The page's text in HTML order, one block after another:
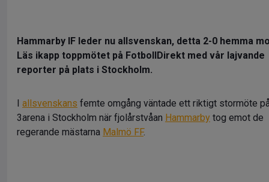
Hammarby IF leder nu allsvenskan, detta 2-0 hemma
Läs ikapp toppmötet på FotbollDirekt med vår lajvande
reporter på plats i Stockholm.
I allsvenskans femte omgång väntade ett riktigt stormöte
3arena i Stockholm när fjolårstvåan Hammarby tog emot de
regerande mästarna Malmö FF.